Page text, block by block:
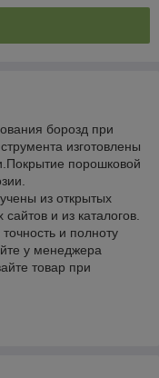
борозд при
изготовлены
порошковой
из открытых
и из каталогов.
и полноту
у менеджера
товар при